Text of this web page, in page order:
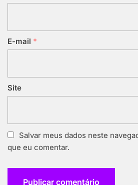
E-mail *
Site
Salvar meus dados neste
que eu comentar.